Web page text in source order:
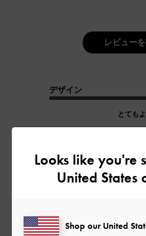
レビューを
デザイン
とても
とても
Looks like you're
United States
Shop our United